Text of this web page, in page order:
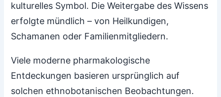
kulturelles Symbol. Die Weitergabe des Wissens
erfolgte mündlich – von Heilkundigen,
Schamanen oder Familienmitgliedern.
Viele moderne pharmakologische
Entdeckungen basieren ursprünglich auf
solchen ethnobotanischen Beobachtungen.